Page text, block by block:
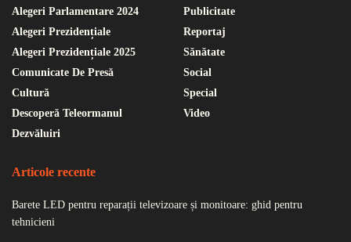
Alegeri Parlamentare 2024
Alegeri Prezidențiale
Alegeri Prezidențiale 2025
Comunicate De Presă
Cultură
Descoperă Teleormanul
Dezvăluiri
Publicitate
Reportaj
Sănătate
Social
Special
Video
Articole recente
Barete LED pentru reparații televizoare și monitoare: ghid pentru
tehnicieni